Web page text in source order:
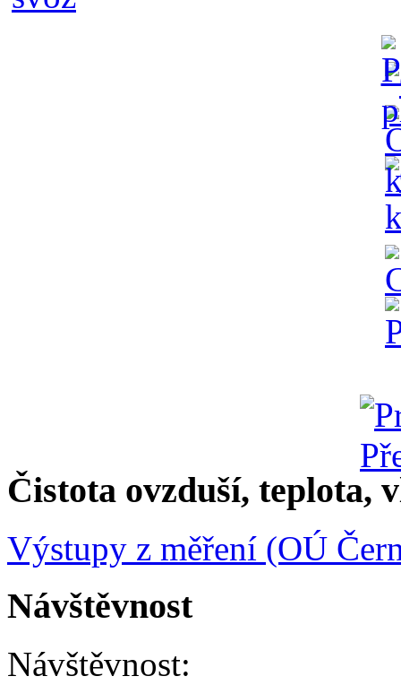
Čistota ovzduší, teplota,
Výstupy z měření (OÚ
Návštěvnost
Návštěvnost: